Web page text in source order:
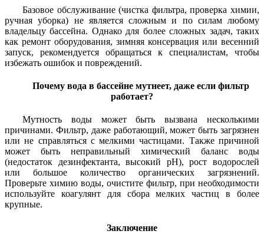
Базовое обслуживание (чистка фильтра, проверка химии,
ручная уборка) не является сложным и по силам любому
владельцу бассейна. Однако для более сложных задач, таких
как ремонт оборудования, зимняя консервация или весенний
запуск, рекомендуется обращаться к специалистам, чтобы
избежать ошибок и повреждений.
Почему вода в бассейне мутнеет, даже если фильтр
работает?
Мутность воды может быть вызвана несколькими
причинами. Фильтр, даже работающий, может быть загрязнен
или не справляться с мелкими частицами. Также причиной
может быть неправильный химический баланс воды
(недостаток дезинфектанта, высокий pH), рост водорослей
или большое количество органических загрязнений.
Проверьте химию воды, очистите фильтр, при необходимости
используйте коагулянт для сбора мелких частиц в более
крупные.
Заключение